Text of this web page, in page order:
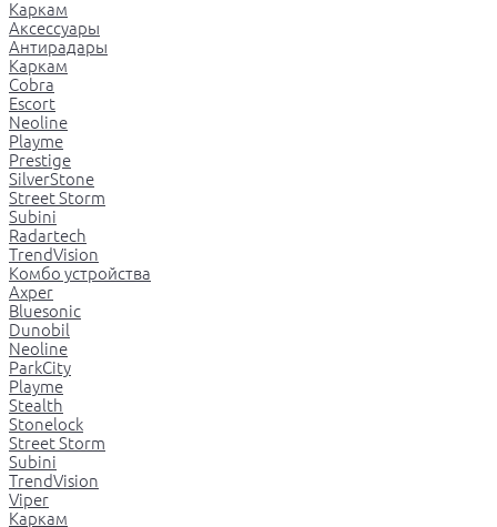
Каркам
Аксессуары
Антирадары
Каркам
Cobra
Escort
Neoline
Playme
Prestige
SilverStone
Street Storm
Subini
Radartech
TrendVision
Комбо устройства
Axper
Bluesonic
Dunobil
Neoline
ParkCity
Playme
Stealth
Stonelock
Street Storm
Subini
TrendVision
Viper
Каркам